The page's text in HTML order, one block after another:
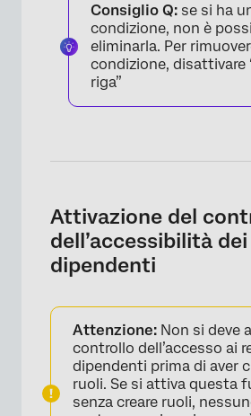
Consiglio Q: se si ha
condizione, non è
eliminarla. Per
condizione, disattivare
riga”
Attivazione del
dell’accessibilità
dipendenti
Attenzione: Non si deve
controllo dell’accesso ai
dipendenti prima di aver
ruoli. Se si attiva questa
senza creare ruoli,